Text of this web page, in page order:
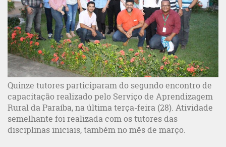
Quinze tutores participaram do segundo encontro de
capacitação realizado pelo Serviço de Aprendizagem
Rural da Paraíba, na última terça-feira (28). Atividade
semelhante foi realizada com os tutores das
disciplinas iniciais, também no mês de março.